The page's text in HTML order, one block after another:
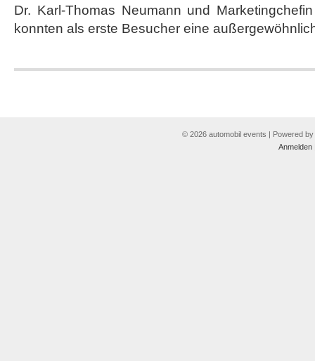
Dr. Karl-Thomas Neumann und
konnten als erste Besucher eine
© 2026 automobil events | Powered by
Anmelden|